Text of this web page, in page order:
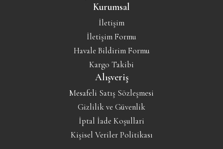
Kurumsal
İletişim
İletişim Formu
Havale Bildirim Formu
Kargo Takibi
Alışveriş
Mesafeli Satış Sözleşmesi
Gizlilik ve Güvenlik
İptal İade Koşullari
Kişisel Veriler Politikası